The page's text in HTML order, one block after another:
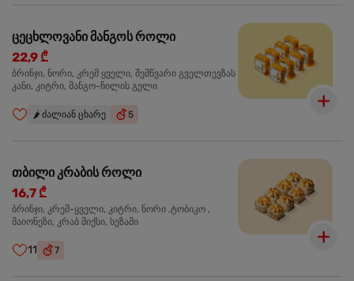
ცეცხლოვანი მანგოს როლი
22,9 ₾
ბრინჯი, ნორი, კრემ ყველი, შემწვარი გველთევზას
კანი, კიტრი, მანგო-ჩილის გელი
🌶️ ძალიან ცხარე 5
თბილი კრაბის როლი
16,7 ₾
ბრინჯი, კრემ-ყველი, კიტრი, ნორი ,ტობიკო ,
მაიონეზი, კრაბ მიქსი, სეზამი
11 7